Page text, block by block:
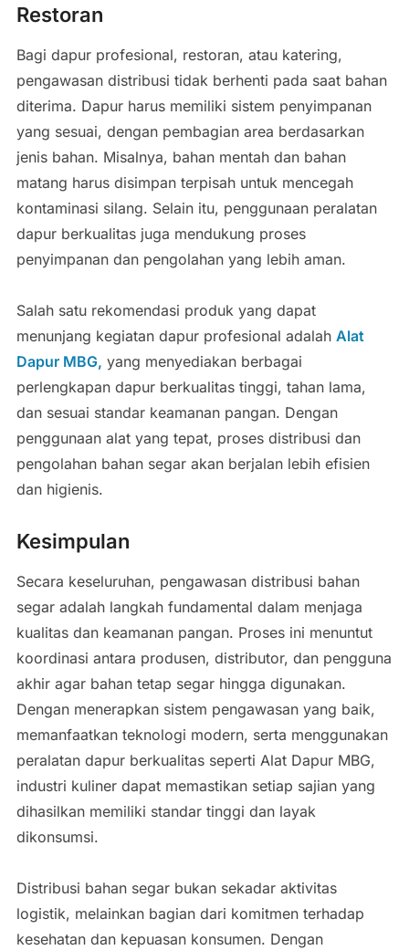
Restoran
Bagi dapur profesional, restoran, atau katering,
pengawasan distribusi tidak berhenti pada saat bahan
diterima. Dapur harus memiliki sistem penyimpanan
yang sesuai, dengan pembagian area berdasarkan
jenis bahan. Misalnya, bahan mentah dan bahan
matang harus disimpan terpisah untuk mencegah
kontaminasi silang. Selain itu, penggunaan peralatan
dapur berkualitas juga mendukung proses
penyimpanan dan pengolahan yang lebih aman.
Salah satu rekomendasi produk yang dapat
menunjang kegiatan dapur profesional adalah Alat
Dapur MBG, yang menyediakan berbagai
perlengkapan dapur berkualitas tinggi, tahan lama,
dan sesuai standar keamanan pangan. Dengan
penggunaan alat yang tepat, proses distribusi dan
pengolahan bahan segar akan berjalan lebih efisien
dan higienis.
Kesimpulan
Secara keseluruhan, pengawasan distribusi bahan
segar adalah langkah fundamental dalam menjaga
kualitas dan keamanan pangan. Proses ini menuntut
koordinasi antara produsen, distributor, dan pengguna
akhir agar bahan tetap segar hingga digunakan.
Dengan menerapkan sistem pengawasan yang baik,
memanfaatkan teknologi modern, serta menggunakan
peralatan dapur berkualitas seperti Alat Dapur MBG,
industri kuliner dapat memastikan setiap sajian yang
dihasilkan memiliki standar tinggi dan layak
dikonsumsi.
Distribusi bahan segar bukan sekadar aktivitas
logistik, melainkan bagian dari komitmen terhadap
kesehatan dan kepuasan konsumen. Dengan